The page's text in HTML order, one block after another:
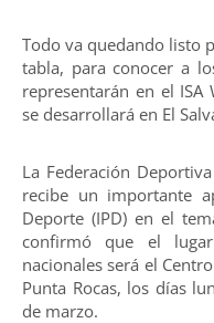
Todo va quedando listo
tabla, para conocer a
representarán en el
se desarrollará en El
La Federación
recibe un importante
Deporte (IPD) en el
confirmó que el
nacionales será el
Punta Rocas, los días
de marzo.